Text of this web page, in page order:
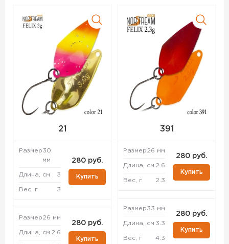
21
Размер30
мм
Длина, см 3
Вес, г 3
280 руб.
Купить
Размер26 мм
Длина, см 2.6
280 руб.
Купить
391
Размер26 мм
Длина, см 2.6
Вес, г 2.3
280 руб.
Купить
Размер33 мм
Длина, см 3.3
Вес, г 4.3
280 руб.
Купить